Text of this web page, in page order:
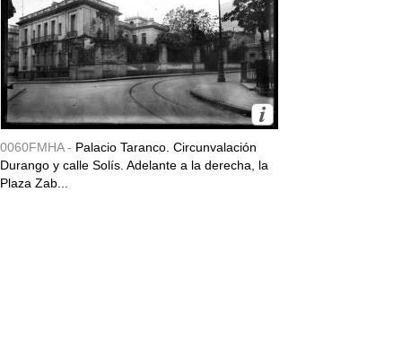
0060FMHA - Palacio Taranco. Circunvalación
Durango y calle Solís. Adelante a la derecha, la
Plaza Zab...